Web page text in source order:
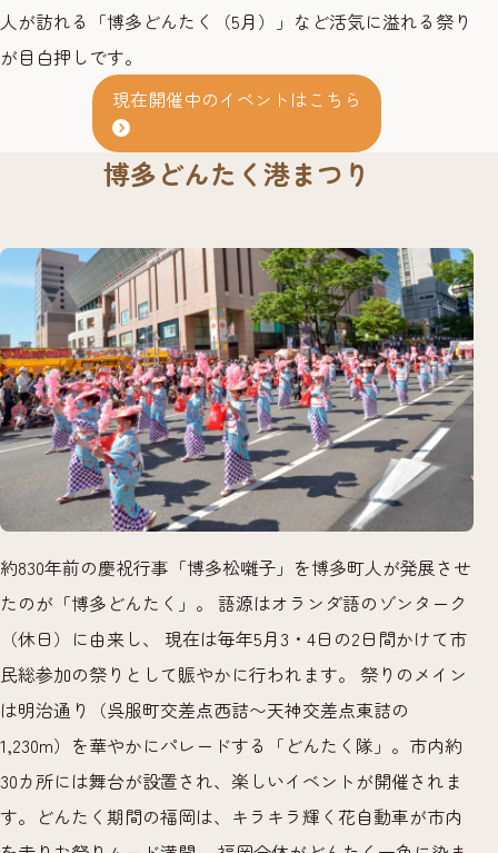
人が訪れる「博多どんたく（5月）」など活気に溢れる祭り
が目白押しです。
現在開催中のイベントはこちら
博多どんたく港まつり
約830年前の慶祝行事「博多松囃子」を博多町人が発展させ
たのが「博多どんたく」。 語源はオランダ語のゾンターク
（休日）に由来し、 現在は毎年5月3・4日の2日間かけて市
民総参加の祭りとして賑やかに行われます。 祭りのメイン
は明治通り（呉服町交差点西詰〜天神交差点東詰の
1,230m）を華やかにパレードする「どんたく隊」。市内約
30カ所には舞台が設置され、楽しいイベントが開催されま
す。どんたく期間の福岡は、キラキラ輝く花自動車が市内